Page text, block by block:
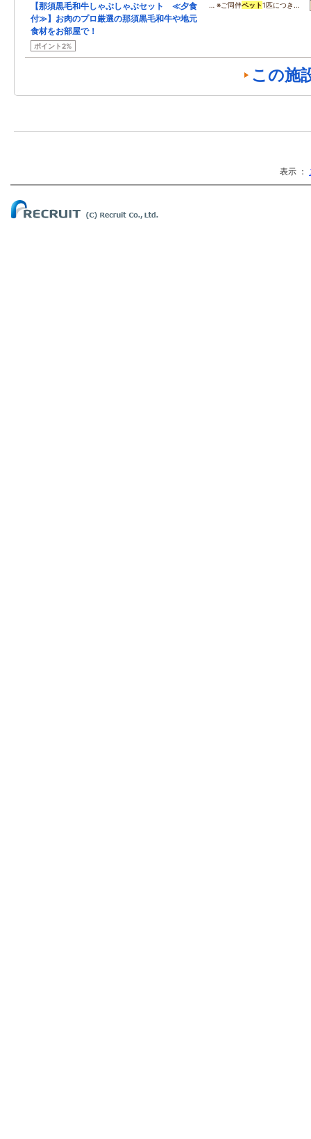
【那須黒毛和牛しゃぶしゃぶセット ≪夕食
付≫】お肉のプロ厳選の那須黒毛和牛や地元
食材をお部屋で！
ポイント2%
… ※ご同伴ペット1匹につき…
この施
表示 ：